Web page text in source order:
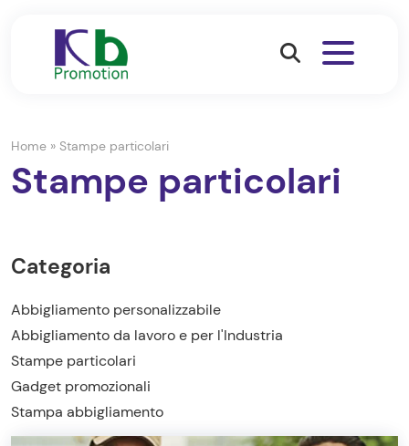
Home » Stampe particolari
Stampe particolari
Categoria
Abbigliamento personalizzabile
Abbigliamento da lavoro e per l'Industria
Stampe particolari
Gadget promozionali
Stampa abbigliamento